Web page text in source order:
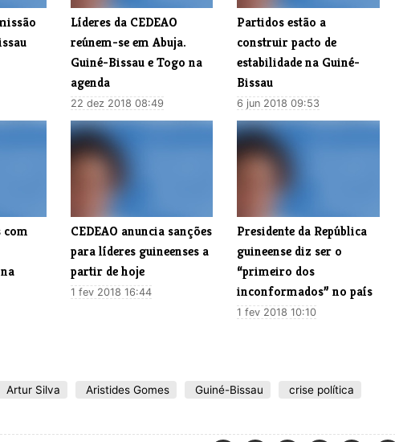
​Líderes da CEDEAO
reúnem-se em Abuja.
Guiné-Bissau e Togo na
agenda
22 dez 2018 08:49
​Partidos estão a
construir pacto de
estabilidade na Guiné-
Bissau
6 jun 2018 09:53
com
​CEDEAO anuncia sanções
para líderes guineenses a
partir de hoje
1 fev 2018 16:44
​Presidente da República
guineense diz ser o
“primeiro dos
inconformados” no país
1 fev 2018 10:10
Artur Silva Aristides Gomes Guiné-Bissau
crise política